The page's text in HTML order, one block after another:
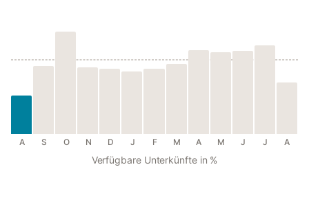
A S O N D J F M A M J J A
Verfügbare Unterkünfte in %